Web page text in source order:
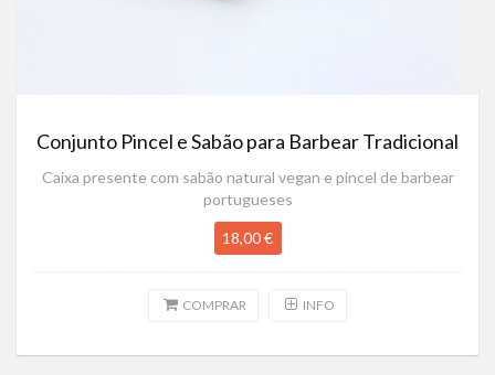
Conjunto Pincel e Sabão para Barbear Tradicional
Caixa presente com sabão natural vegan e pincel de barbear
portugueses
18,00 €
COMPRAR INFO